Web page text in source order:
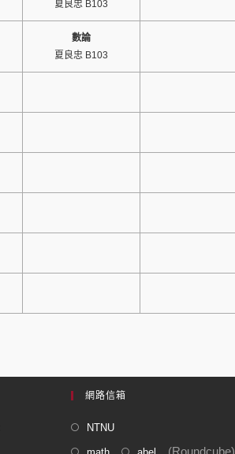
夏良忠 B103
數論
夏良忠 B103
網路信箱
NTNU
(Roundcube)